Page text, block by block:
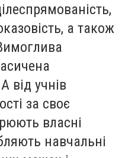
а також
від учнів
за своє
власні
навчальні